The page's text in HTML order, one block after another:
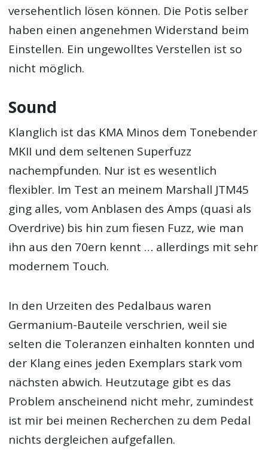
versehentlich lösen können. Die Potis selber
haben einen angenehmen Widerstand beim
Einstellen. Ein ungewolltes Verstellen ist so
nicht möglich.
Sound
Klanglich ist das KMA Minos dem Tonebender
MKII und dem seltenen Superfuzz
nachempfunden. Nur ist es wesentlich
flexibler. Im Test an meinem Marshall JTM45
ging alles, vom Anblasen des Amps (quasi als
Overdrive) bis hin zum fiesen Fuzz, wie man
ihn aus den 70ern kennt … allerdings mit sehr
modernem Touch.
In den Urzeiten des Pedalbaus waren
Germanium-Bauteile verschrien, weil sie
selten die Toleranzen einhalten konnten und
der Klang eines jeden Exemplars stark vom
nächsten abwich. Heutzutage gibt es das
Problem anscheinend nicht mehr, zumindest
ist mir bei meinen Recherchen zu dem Pedal
nichts dergleichen aufgefallen.